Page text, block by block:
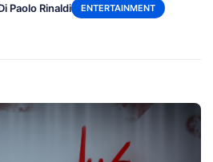
Paolo Rinaldi ENTERTAINMENT